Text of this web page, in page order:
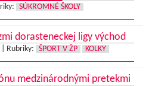
SÚKROMNÉ ŠKOLY
dorasteneckej ligy východ
Rubriky: ŠPORT V ŽP KOLKY
medzinárodnými pretekmi